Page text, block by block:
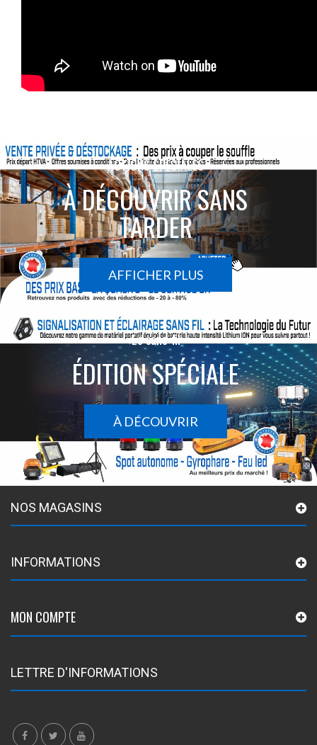
ACTIONS SPÉCIALES
À DÉCOUVRIR SANS
TARDER
AFFICHER PLUS
Le sans-fil
ÉDITION SPÉCIALE
À DÉCOUVRIR
NOS MAGASINS
INFORMATIONS
MON COMPTE
LETTRE D'INFORMATIONS